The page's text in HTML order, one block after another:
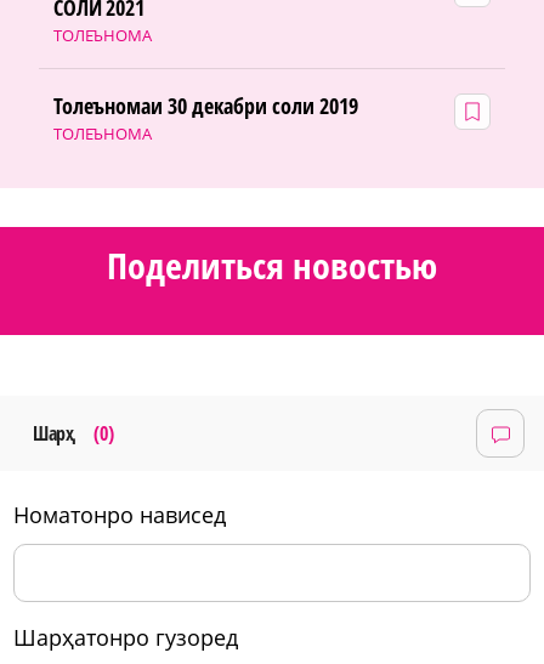
ТОЛЕЪНОМА
СОЛИ 2021
ТОЛЕЪНОМА
Толеъномаи 30 декабри соли 2019
Поделиться новостью
Шарҳ (0)
номатонро нависед
шарҳатонро гузоред